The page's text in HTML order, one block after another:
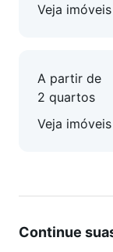
Veja imóveis
A partir de
2 quartos
Veja imóveis
Continue